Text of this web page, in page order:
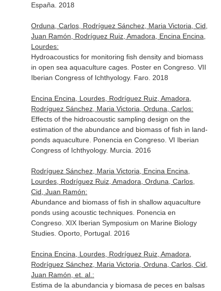
España. 2018
Orduna, Carlos, Rodríguez Sánchez, Maria Victoria, Cid,
Juan Ramón, Rodríguez Ruiz, Amadora, Encina Encina,
Lourdes:
Hydroacoustics for monitoring fish density and biomass
in open sea aquaculture cages. Poster en Congreso. VII
Iberian Congress of Ichthyology. Faro. 2018
Encina Encina, Lourdes, Rodríguez Ruiz, Amadora,
Rodríguez Sánchez, Maria Victoria, Orduna, Carlos:
Effects of the hidroacoustic sampling design on the
estimation of the abundance and biomass of fish in land-
ponds aquaculture. Ponencia en Congreso. VI Iberian
Congress of Ichthyology. Murcia. 2016
Rodríguez Sánchez, Maria Victoria, Encina Encina,
Lourdes, Rodríguez Ruiz, Amadora, Orduna, Carlos,
Cid, Juan Ramón:
Abundance and biomass of fish in shallow aquaculture
ponds using acoustic techniques. Ponencia en
Congreso. XIX Iberian Symposium on Marine Biology
Studies. Oporto, Portugal. 2016
Encina Encina, Lourdes, Rodríguez Ruiz, Amadora,
Rodríguez Sánchez, Maria Victoria, Orduna, Carlos, Cid,
Juan Ramón, et. al.:
Estima de la abundancia y biomasa de peces en balsas